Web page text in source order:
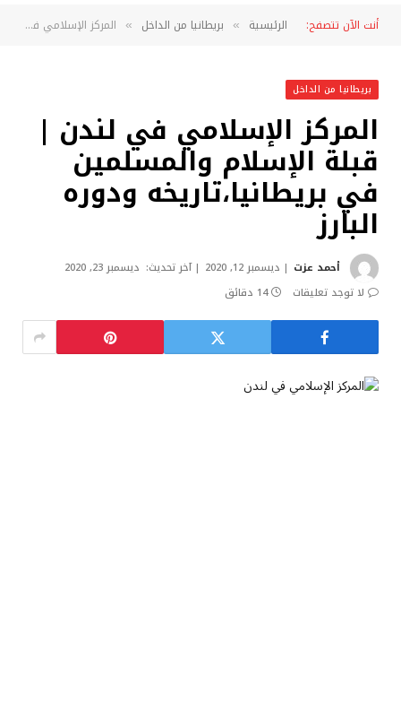
أنت الآن تتصفح: الرئيسية » بريطانيا من الداخل » المركز الإسلامي في لندن | قبلة الإسلام والمسلمين في بريطانيا،تاريخه ودوره البارز
بريطانيا من الداخل
المركز الإسلامي في لندن |
قبلة الإسلام والمسلمين
في بريطانيا،تاريخه ودوره
البارز
أحمد عزت ديسمبر 12, 2020 آخر تحديث: ديسمبر 23, 2020
لا توجد تعليقات
14 دقائق